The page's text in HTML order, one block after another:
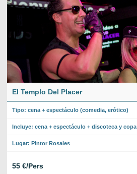
El Templo Del Placer
Tipo: cena + espectáculo (comedia, erótico)
Incluye: cena + espectáculo + discoteca y copa
Lugar: Pintor Rosales
55 €/Pers